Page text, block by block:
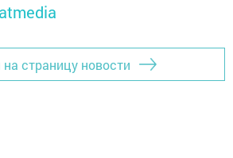
на страницу новости